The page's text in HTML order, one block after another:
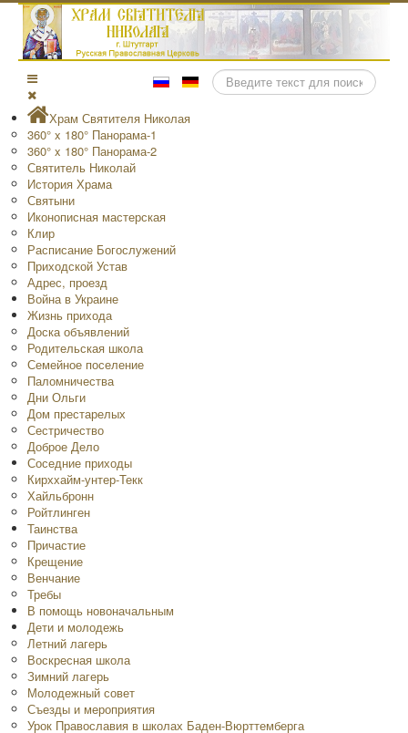
Поиск
Храм Святителя Николая
360° x 180° Панорама-1
360° x 180° Панорама-2
Святитель Николай
История Храма
Святыни
Иконописная мастерская
Клир
Расписание Богослужений
Приходской Устав
Адрес, проезд
Война в Украине
Жизнь прихода
Доска объявлений
Родительская школа
Семейное поселение
Паломничества
Дни Ольги
Дом престарелых
Сестричество
Доброе Дело
Соседние приходы
Кирххайм-унтер-Текк
Хайльбронн
Ройтлинген
Таинства
Причастие
Крещение
Венчание
Требы
В помощь новоначальным
Дети и молодежь
Летний лагерь
Воскресная школа
Зимний лагерь
Молодежный совет
Съезды и мероприятия
Урок Православия в школах Баден-Вюрттемберга